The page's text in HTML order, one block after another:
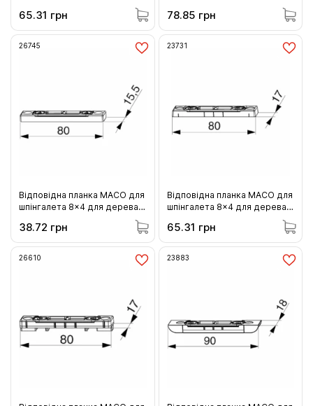
13 системи 24 мм гладкого
фальца 12 мм фальцлюфту 2
шліца (203329)
65.31 грн
13 системи 30 мм гладкого
фальца 12 мм фальцлюфту 2
шліца (225431)
78.85 грн
26745
Відповідна планка MACO для
шпінгалета 8x4 для дерева 9
фальца 12 мм фальцлюфту +1
мм 2 шліца (26745)
38.72 грн
23731
Відповідна планка MACO для
шпінгалета 8x4 для дерева 9
фальца 12 мм фальцлюфту 2
шліца (23731)
65.31 грн
26610 23883